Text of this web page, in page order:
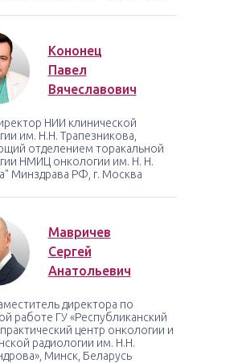
Кононец
Павел
Вячеславович
НИИ клинической
им. Н.Н. Трапезникова,
отделением торакальной
НМИЦ онкологии им. Н. Н.
Минздрава РФ, г. Москва
Мавричев
Сергей
Анатольевич
директора по
работе ГУ «Республиканский
центр онкологии и
радиологии им. Н.Н.
Минск, Беларусь